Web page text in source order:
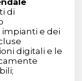
di
e dei
digitali e le